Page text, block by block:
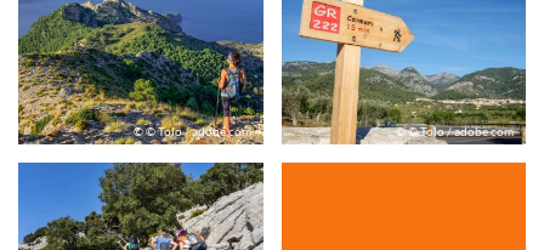
© © Tolo / adobe.com © © Tolo / adobe.com